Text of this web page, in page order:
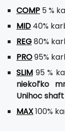
COMP 5 %
MID 40%
REG80%
PRO95%
SLIM 95 %
niekoľko
Unihoc shaft
MAX100%